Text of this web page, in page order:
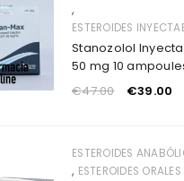
,
ESTEROIDES
Stanozolol
50 mg 10
€47.00 €39.00
ESTEROIDES
, ESTEROIDES ORALES